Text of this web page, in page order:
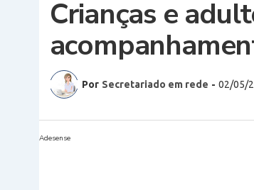
Crianças e
Por Secretariado em rede - 02/05/
Adesense